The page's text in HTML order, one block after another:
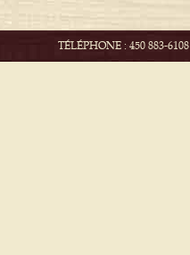
TÉLÉPHONE : 450 883-6108